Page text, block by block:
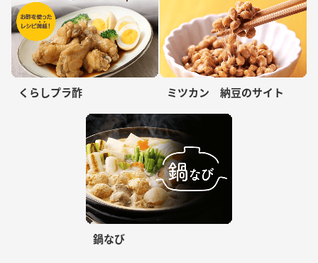
くらしプラ酢 ミツカン 納豆のサイト
鍋なび